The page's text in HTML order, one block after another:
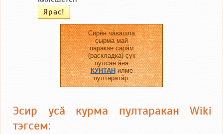
Сирӗн чӑвашла
ҫырма май
паракан сарӑм
(раскладка) ҫук
пулсан ӑна
КУНТАНилме
пултаратӑр.
Эсир усӑ курма пултаракан Wiki
тэгсем: